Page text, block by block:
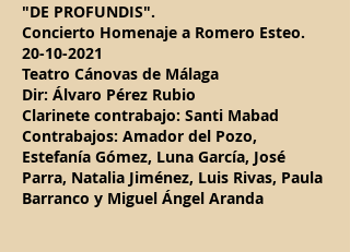
"DE PROFUNDIS".
Concierto Homenaje a Romero Esteo.
20-10-2021
Teatro Cánovas de Málaga
Dir: Álvaro Pérez Rubio
Clarinete contrabajo: Santi Mabad
Contrabajos: Amador del Pozo,
Estefanía Gómez, Luna García, José
Parra, Natalia Jiménez, Luis Rivas, Paula
Barranco y Miguel Ángel Aranda